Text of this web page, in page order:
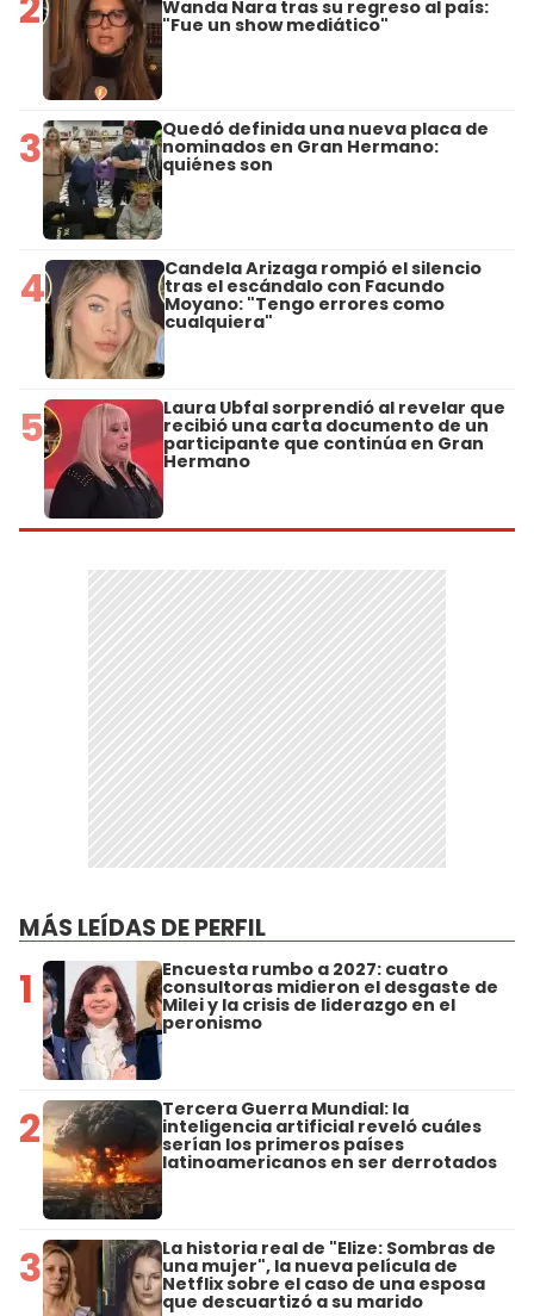
Wanda Nara tras su regreso al país:
"Fue un show mediático"
3 Quedó definida una nueva placa de
nominados en Gran Hermano:
quiénes son
4 Candela Arizaga rompió el silencio
tras el escándalo con Facundo
Moyano: "Tengo errores como
cualquiera"
5 Laura Ubfal sorprendió al revelar que
recibió una carta documento de un
participante que continúa en Gran
Hermano
MÁS LEÍDAS DE PERFIL
1 Encuesta rumbo a 2027: cuatro
consultoras midieron el desgaste de
Milei y la crisis de liderazgo en el
peronismo
2 Tercera Guerra Mundial: la
inteligencia artificial reveló cuáles
serían los primeros países
latinoamericanos en ser derrotados
3 La historia real de "Elize: Sombras de
una mujer", la nueva película de
Netflix sobre el caso de una esposa
que descuartizó a su marido